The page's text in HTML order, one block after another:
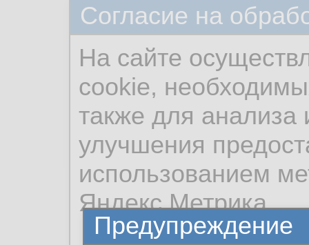
Предупреждение
Согласие на
На сайте
cookie,
также для анализа
улучшения
использованием
Яндекс.Метрика.